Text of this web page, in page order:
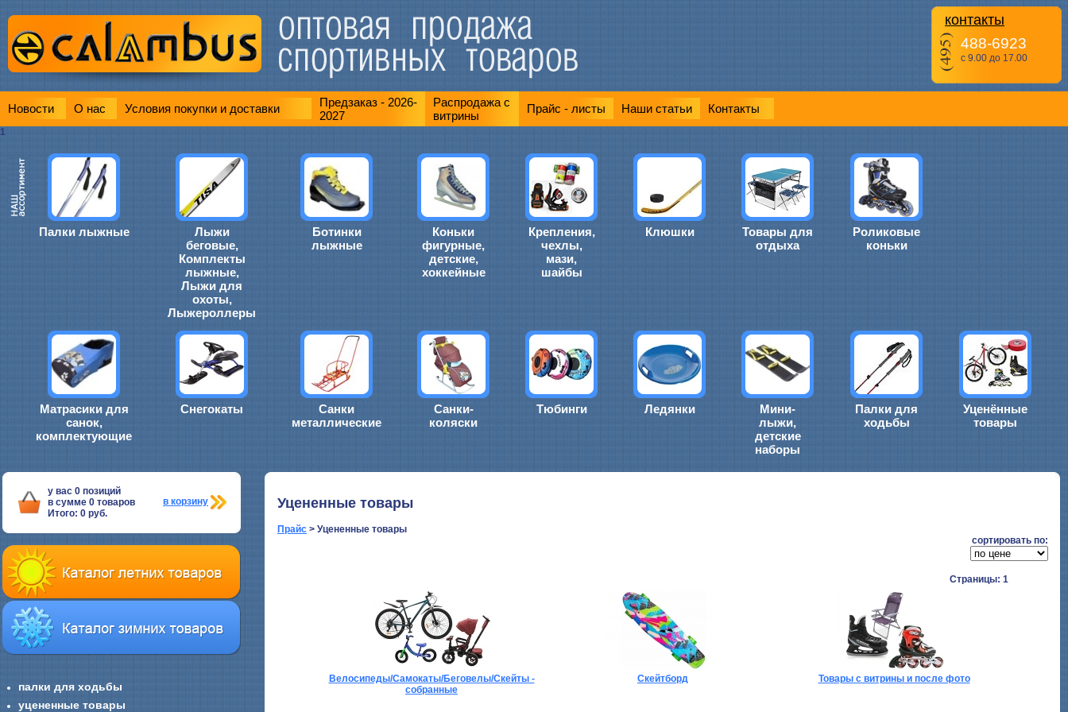
контакты
488-6923
с 9.00 до 17.00
Новости О нас Условия покупки и доставки
Предзаказ - 2026-
2027
Распродажа с
витрины
Прайс - листы Наши статьи Контакты
1
Палки лыжные
Лыжи
беговые,
Комплекты
лыжные,
Лыжи для
охоты,
Лыжероллеры
Ботинки
лыжные
Коньки
фигурные,
детские,
хоккейные
Крепления,
чехлы,
мази,
шайбы
Клюшки
Товары для
отдыха
Роликовые
коньки
Матрасики для
санок,
комплектующие
Снегокаты
Санки
металлические
Санки-
коляски
Тюбинги Ледянки
Мини-
лыжи,
детские
наборы
Палки для
ходьбы
Уценённые
товары
у вас 0 позиций
в сумме 0 товаров
Итого: 0 руб.
в корзину
палки для ходьбы
уцененные товары
Уцененные товары
Прайс > Уцененные товары
cортировать по:
Страницы: 1
Велосипеды/Самокаты/Беговелы/Скейты -
собранные
Скейтборд Товары с витрины и после фото